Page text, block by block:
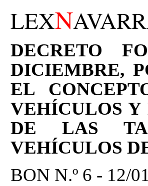
LEXN
DECRETO
DICIEMBRE,
EL
VEHÍCULOS
DE LAS
VEHÍCULOS
BON N.º 6 - 12/